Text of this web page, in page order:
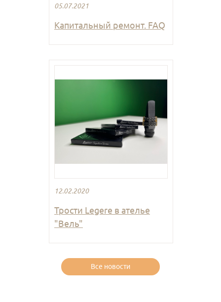
05.07.2021
Капитальный ремонт. FAQ
12.02.2020
Трости Legere в ателье
"Вель"
Все новости